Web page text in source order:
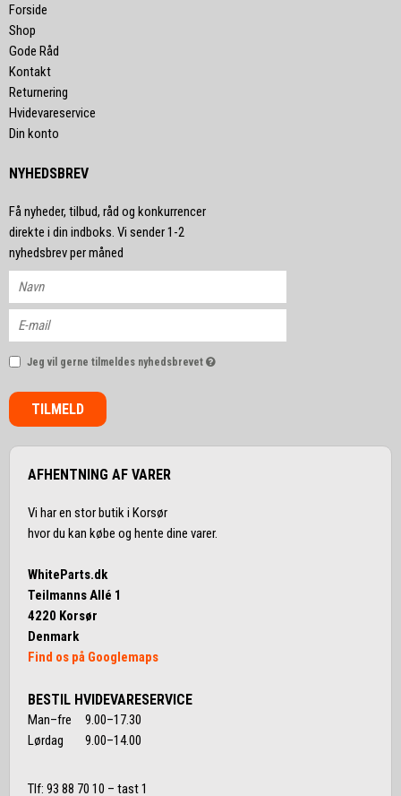
Forside
Shop
Gode Råd
Kontakt
Returnering
Hvidevareservice
Din konto
NYHEDSBREV
Få nyheder, tilbud, råd og konkurrencer
direkte i din indboks. Vi sender 1-2
nyhedsbrev per måned
Jeg vil gerne tilmeldes nyhedsbrevet
TILMELD
AFHENTNING AF VARER
Vi har en stor butik i Korsør
hvor du kan købe og hente dine varer.
WhiteParts.dk
Teilmanns Allé 1
4220 Korsør
Denmark
Find os på Googlemaps
BESTIL HVIDEVARESERVICE
Man–fre 9.00–17.30
Lørdag 9.00–14.00
Tlf: 93 88 70 10 – tast 1